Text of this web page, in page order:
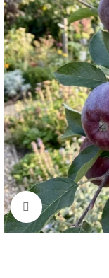
Click to enlarge